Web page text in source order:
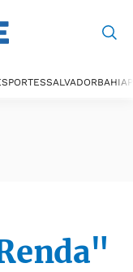
SALVADORBAHIA